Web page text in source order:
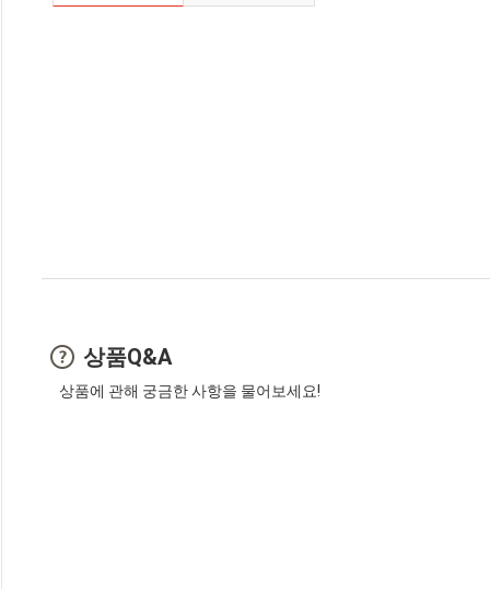
상품Q&A
상품에 관해 궁금한 사항을 물어보세요!